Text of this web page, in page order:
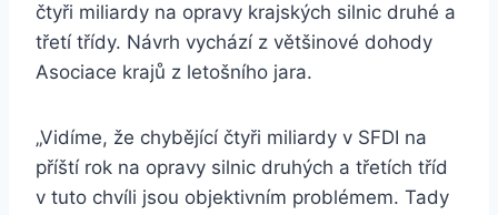
čtyři miliardy na opravy krajských silnic druhé a
třetí třídy. Návrh vychází z většinové dohody
Asociace krajů z letošního jara.
„Vidíme, že chybějící čtyři miliardy v SFDI na
příští rok na opravy silnic druhých a třetích tříd
v tuto chvíli jsou objektivním problémem. Tady